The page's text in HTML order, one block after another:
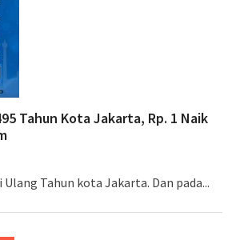
Tahun Kota Jakarta, Rp. 1 Naik
Ulang Tahun kota Jakarta. Dan pada...